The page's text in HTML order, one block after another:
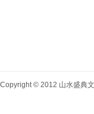
Copyright © 2012 山水盛典